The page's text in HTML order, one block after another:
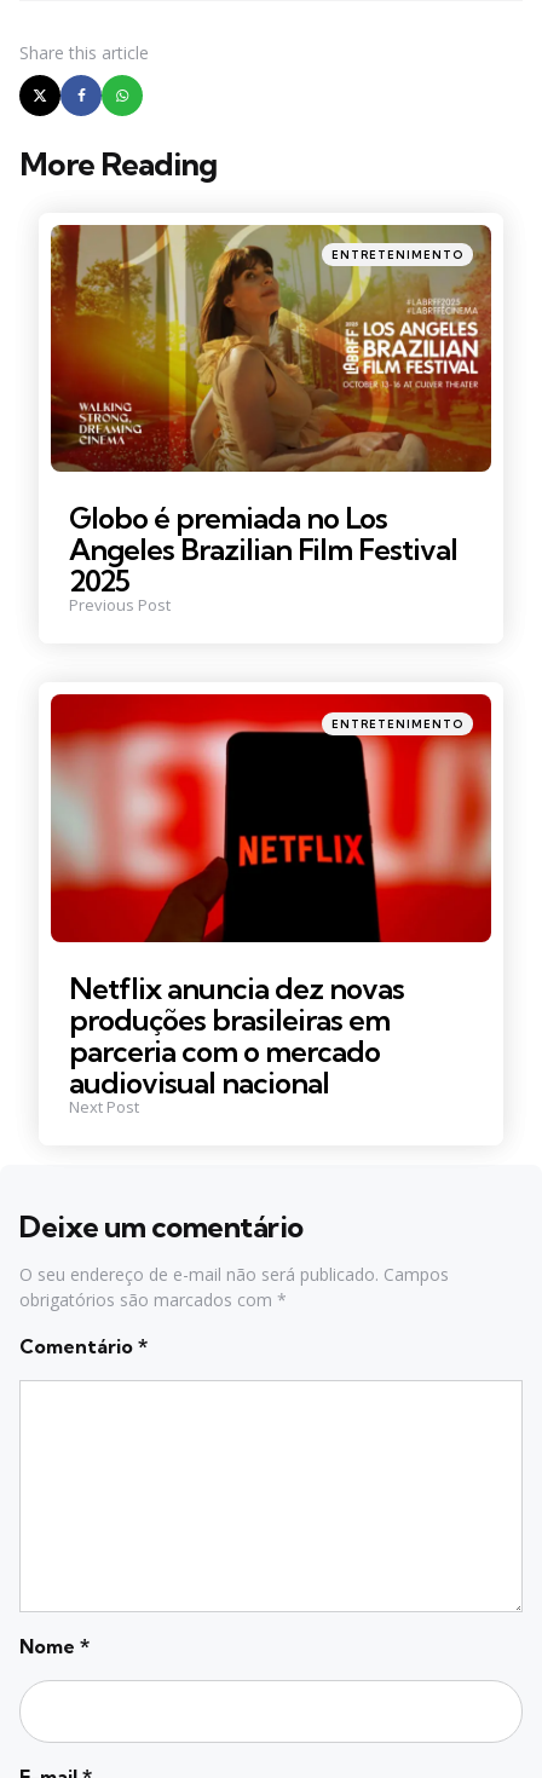
Share this article
More Reading
Post
Posted
in
ENTRETENIMENTO
Globo é premiada no Los
Angeles Brazilian Film Festival
2025
Previous Post
Posted
in
ENTRETENIMENTO
Netflix anuncia dez novas
produções brasileiras em
parceria com o mercado
audiovisual nacional
Next Post
Deixe um comentário
O seu endereço de e-mail não será publicado. Campos
obrigatórios são marcados com *
Comentário *
Nome *